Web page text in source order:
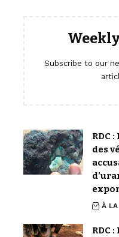
Subscribe to our
RDC
des
À
RDC